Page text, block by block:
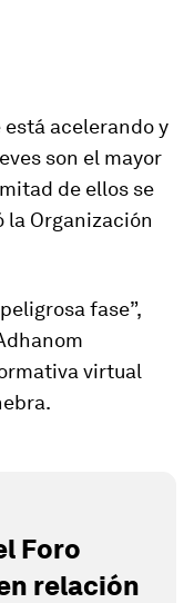
acelerando y
son el mayor
de ellos se
Organización
fase”,
virtual
Foro
relación